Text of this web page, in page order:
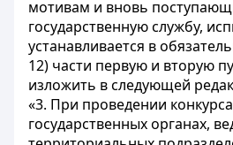
мотивам и вновь
государственную службу,
устанавливается в
12) части первую и вторую
изложить в следующей
«3. При проведении
государственных органах,